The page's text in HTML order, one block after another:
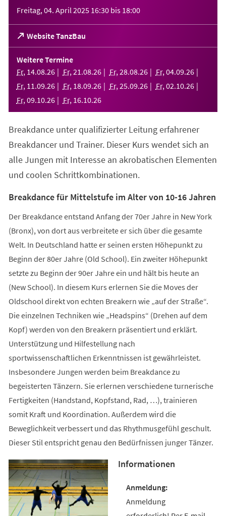
Freitag, 04. April 2025 16:30 bis 18:00
Website TanzBau
(Öffnet
in
einem
neuen
Tab)
Weitere Termine
Fr, 14.08.26 Fr, 21 .08.26 Fr, 28.08.26 Fr, 04.09.26
Fr, 11 .09.26 Fr, 18.09.26 Fr, 25.09.26 Fr, 02.10.26
Fr, 09.10.26 Fr, 16.10.26
Breakdance unter qualifizierter Leitung erfahrener
Breakdancer und Trainer. Dieser Kurs wendet sich an
alle Jungen mit Interesse an akrobatischen Elementen
und coolen Schrittkombinationen.
Breakdance für Mittelstufe im Alter von 10-16 Jahren
Der Breakdance entstand Anfang der 70er Jahre in New York
(Bronx), von dort aus verbreitete er sich über die gesamte
Welt. In Deutschland hatte er seinen ersten Höhepunkt zu
Beginn der 80er Jahre (Old School). Ein zweiter Höhepunkt
setzte zu Beginn der 90er Jahre ein und hält bis heute an
(New School). In diesem Kurs erlernen Sie die Moves der
Oldschool direkt von echten Breakern wie „auf der Straße“.
Die einzelnen Techniken wie „Headspins“ (Drehen auf dem
Kopf) werden von den Breakern präsentiert und erklärt.
Unterstützung und Hilfestellung nach
sportwissenschaftlichen Erkenntnissen ist gewährleistet.
Insbesondere Jungen werden beim Breakdance zu
begeisterten Tänzern. Sie erlernen verschiedene turnerische
Fertigkeiten (Handstand, Kopfstand, Rad, …), trainieren
somit Kraft und Koordination. Außerdem wird die
Beweglichkeit verbessert und das Rhythmusgefühl geschult.
Dieser Stil entspricht genau den Bedürfnissen junger Tänzer.
Informationen
Anmeldung